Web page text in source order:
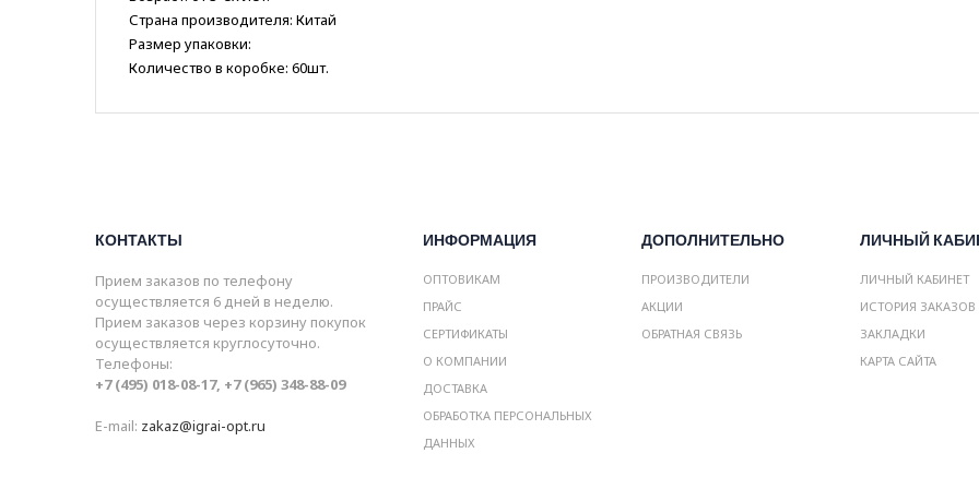
Страна производителя: Китай
Размер упаковки:
Количество в коробке: 60шт.
КОНТАКТЫ
Прием заказов по телефону
осуществляется 6 дней в неделю.
Прием заказов через корзину покупок
осуществляется круглосуточно.
Телефоны:
+7 (495) 018-08-17, +7 (965) 348-88-09
E-mail: zakaz@igrai-opt.ru
ИНФОРМАЦИЯ
ОПТОВИКАМ
ПРАЙС
СЕРТИФИКАТЫ
О КОМПАНИИ
ДОСТАВКА
ОБРАБОТКА ПЕРСОНАЛЬНЫХ
ДАННЫХ
ДОПОЛНИТЕЛЬНО
ПРОИЗВОДИТЕЛИ
АКЦИИ
ОБРАТНАЯ СВЯЗЬ
ЛИЧНЫЙ
ЛИЧНЫЙ КАБИНЕТ
ИСТОРИЯ ЗАКАЗОВ
ЗАКЛАДКИ
КАРТА САЙТА